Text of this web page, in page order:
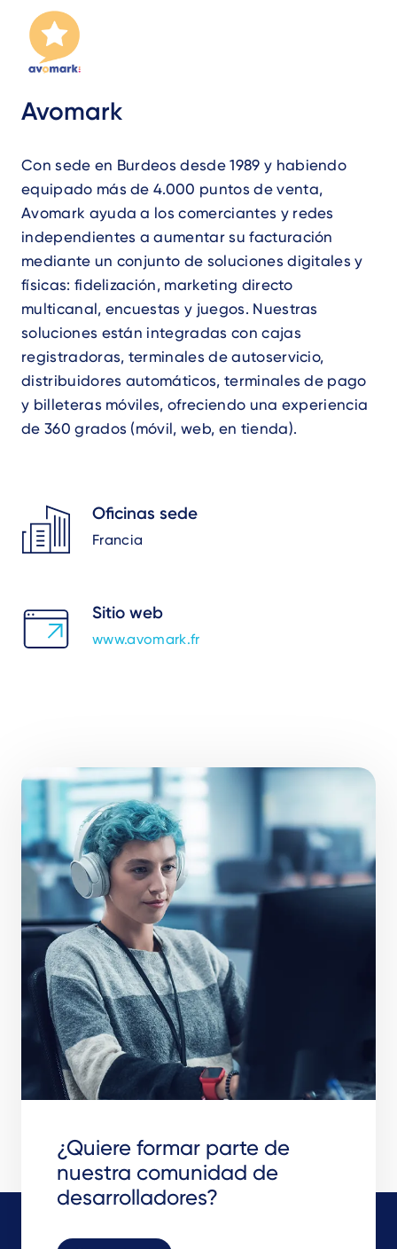
Avomark
Con sede en Burdeos desde 1989 y habiendo
equipado más de 4.000 puntos de venta,
Avomark ayuda a los comerciantes y redes
independientes a aumentar su facturación
mediante un conjunto de soluciones digitales y
físicas: fidelización, marketing directo
multicanal, encuestas y juegos. Nuestras
soluciones están integradas con cajas
registradoras, terminales de autoservicio,
distribuidores automáticos, terminales de pago
y billeteras móviles, ofreciendo una experiencia
de 360 grados (móvil, web, en tienda).
Oficinas sede
Francia
Sitio web
www.avomark.fr
¿Quiere formar parte de
nuestra comunidad de
desarrolladores?